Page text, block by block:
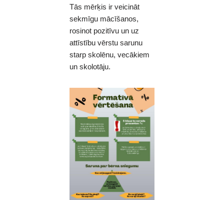
Tās mērķis ir veicināt
sekmīgu mācīšanos,
rosinot pozitīvu un uz
attīstību vērstu sarunu
starp skolēnu, vecākiem
un skolotāju.